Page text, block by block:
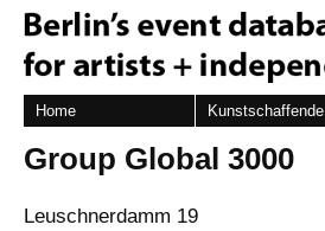
Home Kunstschaffende
Group Global 3000
Leuschnerdamm 19